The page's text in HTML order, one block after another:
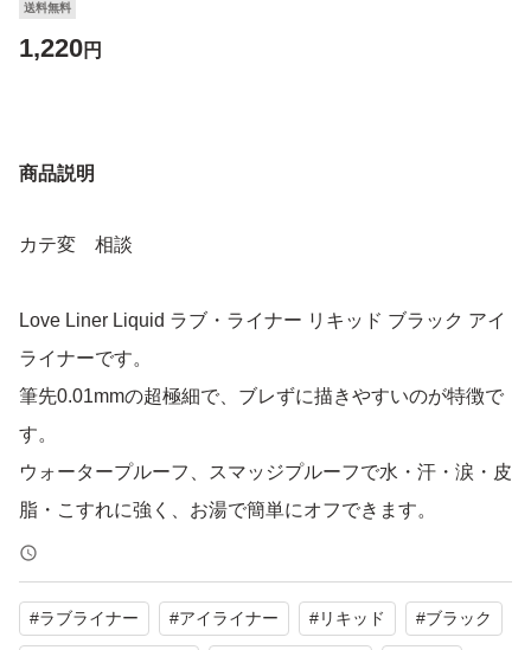
送料無料
1,220円
商品説明
カテ変 相談
Love Liner Liquid ラブ・ライナー リキッド ブラック アイ
ライナーです。
筆先0.01mmの超極細で、ブレずに描きやすいのが特徴で
す。
ウォータープルーフ、スマッジプルーフで水・汗・涙・皮
脂・こすれに強く、お湯で簡単にオフできます。
付け替え対応容器なので、リフィル交換も可能です。
【ブランド】Love Liner
#ラブライナー #アイライナー #リキッド #ブラック